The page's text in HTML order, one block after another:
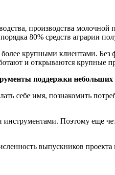
производства
80% средств аграрии
крупными клиентами. Без
и открываются крупные
поддержки небольших
себе имя, познакомить
Поэтому еще
выпускников